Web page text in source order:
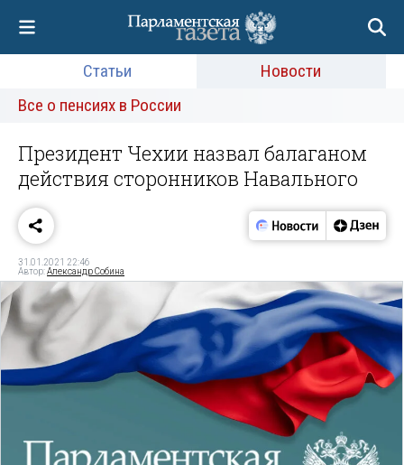
Статьи
Новости
Все о пенсиях в России
Президент Чехии назвал балаганом
действия сторонников Навального
31.01.2021 22:46
Автор:Александр Собина